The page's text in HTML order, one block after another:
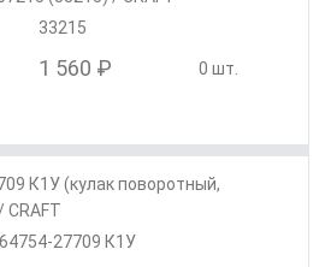
33215
1 560 ₽ 0 шт.
К1У (кулак поворотный,
CRAFT
27709 К1У